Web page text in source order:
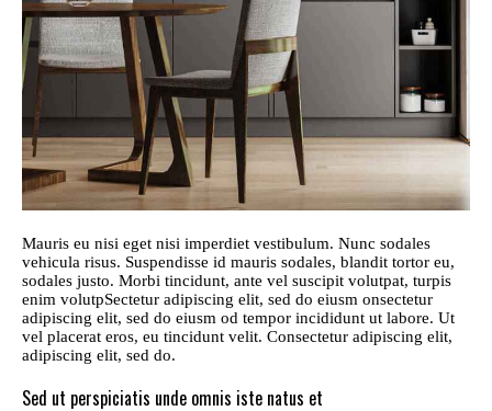
Mauris eu nisi eget nisi imperdiet vestibulum. Nunc sodales
vehicula risus. Suspendisse id mauris sodales, blandit tortor eu,
sodales justo. Morbi tincidunt, ante vel suscipit volutpat, turpis
enim volutpSectetur adipiscing elit, sed do eiusm onsectetur
adipiscing elit, sed do eiusm od tempor incididunt ut labore. Ut
vel placerat eros, eu tincidunt velit. Consectetur adipiscing elit,
adipiscing elit, sed do.
Sed ut perspiciatis unde omnis iste natus et